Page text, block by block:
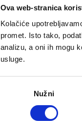
Ova web-stranica
Kolačiće
promet. Isto tako,
analizu, a oni ih mogu
usluge.
Nužni